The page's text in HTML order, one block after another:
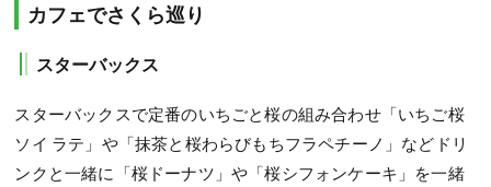
カフェでさくら巡り
スターバックス
スターバックスで定番のいちごと桜の組み合わせ「いちご桜
ソイ ラテ」や「抹茶と桜わらびもちフラペチーノ」などドリ
ンクと一緒に「桜ドーナツ」や「桜シフォンケーキ」を一緒